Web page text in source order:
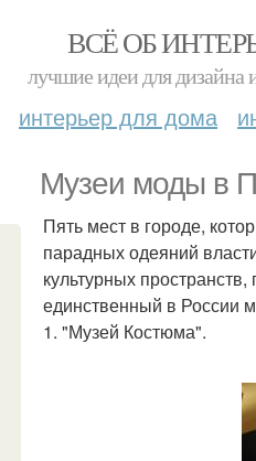
ВСЁ ОБ
лучшие идеи для дизайна
интерьер для дома
Музеи моды в
Пять мест в городе,
парадных одеяний
культурных
единственный в России
1. "Музей Костюма".